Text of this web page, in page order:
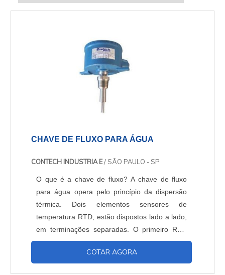
CHAVE DE FLUXO PARA ÁGUA
CONTECH INDUSTRIA E/ SÃO PAULO - SP
O que é a chave de fluxo? A chave de fluxo
para água opera pelo princípio da dispersão
térmica. Dois elementos sensores de
temperatura RTD, estão dispostos lado a lado,
em terminações separadas. O primeiro RTD
detecta a temperatura do fluído em
movimento. O segundo RTD é aquecido por
COTAR AGORA